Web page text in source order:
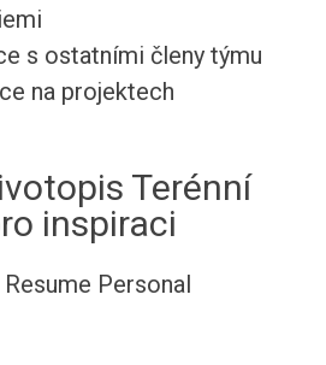
s ostatními členy týmu
na projektech
Terénní
inspiraci
Personal